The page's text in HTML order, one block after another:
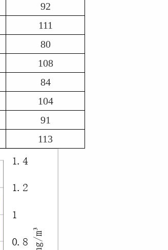
92
111
80
108
84
104
91
113